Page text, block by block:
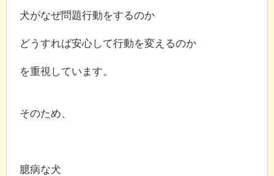
犬がなぜ問題行動をするのか
どうすれば安心して行動を変えるのか
を重視しています。
そのため、
臆病な犬